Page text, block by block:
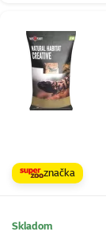
značka
Skladom